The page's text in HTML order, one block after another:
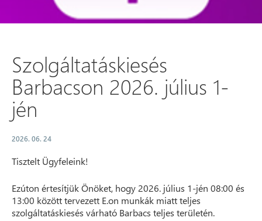
Szolgáltatáskiesés
Barbacson 2026. július 1-
jén
2026. 06. 24
Tisztelt Ügyfeleink!
Ezúton értesítjük Önöket, hogy 2026. július 1-jén 08:00 és
13:00 között tervezett E.on munkák miatt teljes
szolgáltatáskiesés várható Barbacs teljes területén.